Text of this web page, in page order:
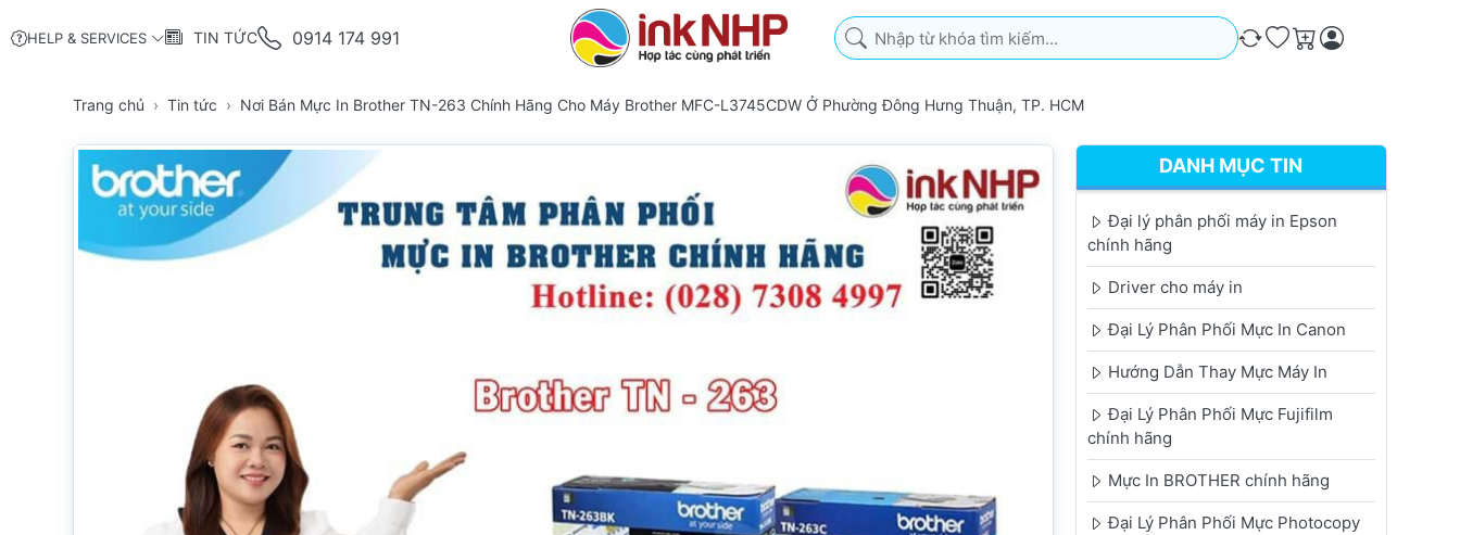
HELP & SERVICES TIN TỨC 0914 174 991
Nhập từ khóa tìm kiếm. Kết quả sẽ tự động xuất hiện khi bạn nhập. Nhấn phím
So sánh
Ưa thích
Giỏ hàng
Trang chủ Tin tức Nơi Bán Mực In Brother TN-263 Chính Hãng Cho Máy Brother MFC-L3745CDW Ở Phường Đông Hưng Thuận, TP. HCM
DANH MỤC TIN
Đại lý phân phối máy in Epson
chính hãng
Driver cho máy in
Đại Lý Phân Phối Mực In Canon
Hướng Dẫn Thay Mực Máy In
Đại Lý Phân Phối Mực Fujifilm
chính hãng
Mực In BROTHER chính hãng
Đại Lý Phân Phối Mực Photocopy